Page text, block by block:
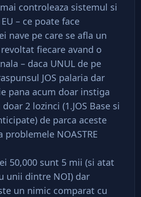
controleaza sistemul si
– ce poate face
nave pe care se afla un
fiecare avand o
– daca UNUL de pe
JOS palaria dar
pana acum doar instiga
2 lozinci (1.JOS Base si
de parca aceste
problemele NOASTRE
50,000 sunt 5 mii (si atat
unii dintre NOI) dar
un nimic comparat cu